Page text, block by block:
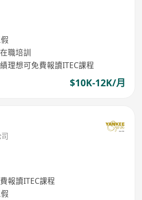
職培訓
理想可免費報讀ITEC課程
$10K-12K/月
報讀ITEC課程